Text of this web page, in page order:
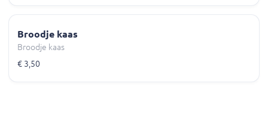
Broodje kaas
Broodje kaas
€ 3,50